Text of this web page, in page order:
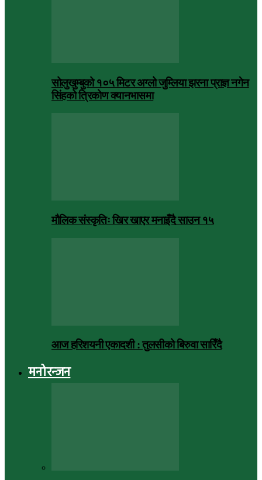
सोलुखुम्बुको १०५ मिटर अग्लो जुम्लिया झरना प्राज्ञ नगेन
सिंहको त्रिकोण क्यानभासमा
मौलिक संस्कृतिः खिर खाएर मनाइँदै साउन १५
आज हरिशयनी एकादशी : तुलसीको बिरुवा सारिँदै
मनोरन्जन